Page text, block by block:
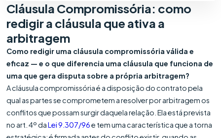
Cláusula Compromissória: como
redigir a cláusula que ativa a
arbitragem
Como redigir uma cláusula compromissória válida e
eficaz — e o que diferencia uma cláusula que funciona de
uma que gera disputa sobre a própria arbitragem?
A cláusula compromissória é a disposição do contrato pela
qual as partes se comprometem a resolver por arbitragem os
conflitos que possam surgir daquela relação. Ela está prevista
no art. 4º daLei 9.307/96e tem uma característica que a torna